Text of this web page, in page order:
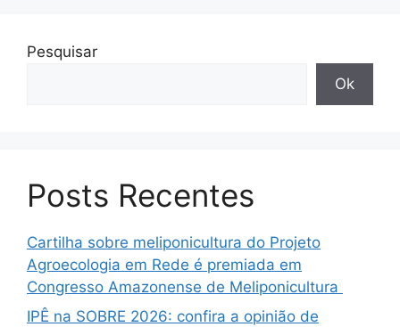
Pesquisar
Ok
Posts Recentes
Cartilha sobre meliponicultura do Projeto
Agroecologia em Rede é premiada em
Congresso Amazonense de Meliponicultura
IPÊ na SOBRE 2026: confira a opinião de